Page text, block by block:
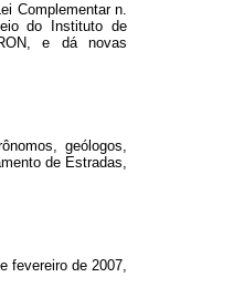
Complementar n.
do Instituto de
e dá novas
geólogos,
de Estradas,
fevereiro de 2007,